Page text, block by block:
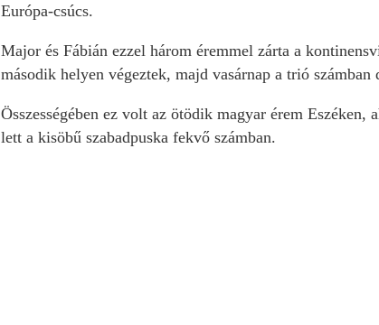
Európa-csúcs.
Major és Fábián ezzel három éremmel zárta a
második helyen végeztek, majd vasárnap a trió
Összességében ez volt az ötödik magyar érem Eszéken,
lett a kisöbű szabadpuska fekvő számban.